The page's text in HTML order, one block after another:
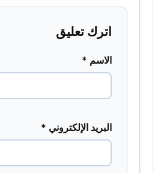
اترك تعليق
الاسم *
البريد الإلكتروني *